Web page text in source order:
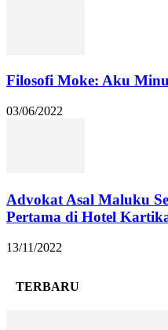
Filosofi Moke: Aku
03/06/2022
Advokat Asal Maluku
Pertama di Hotel
13/11/2022
TERBARU